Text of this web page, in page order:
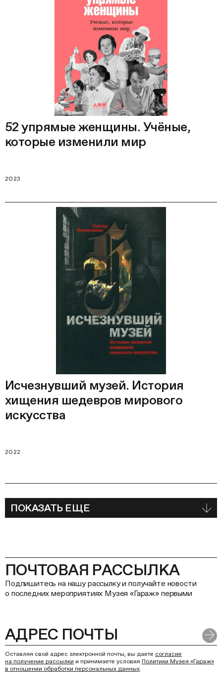
52 упрямые женщины. Учёные,
которые изменили мир
2023
Исчезнувший музей. История
хищения шедевров мирового
искусства
2022
ПОКАЗАТЬ ЕЩЕ
ПОЧТОВАЯ РАССЫЛКА
Подпишитесь на нашу рассылку и получайте новости
о последних мероприятиях Музея «Гараж» первыми
Оставляя свой адрес электронной почты, вы даете согласие
на получение рассылки и принимаете условия Политики Музея «Гараж»
в отношении обработки персональных данных.